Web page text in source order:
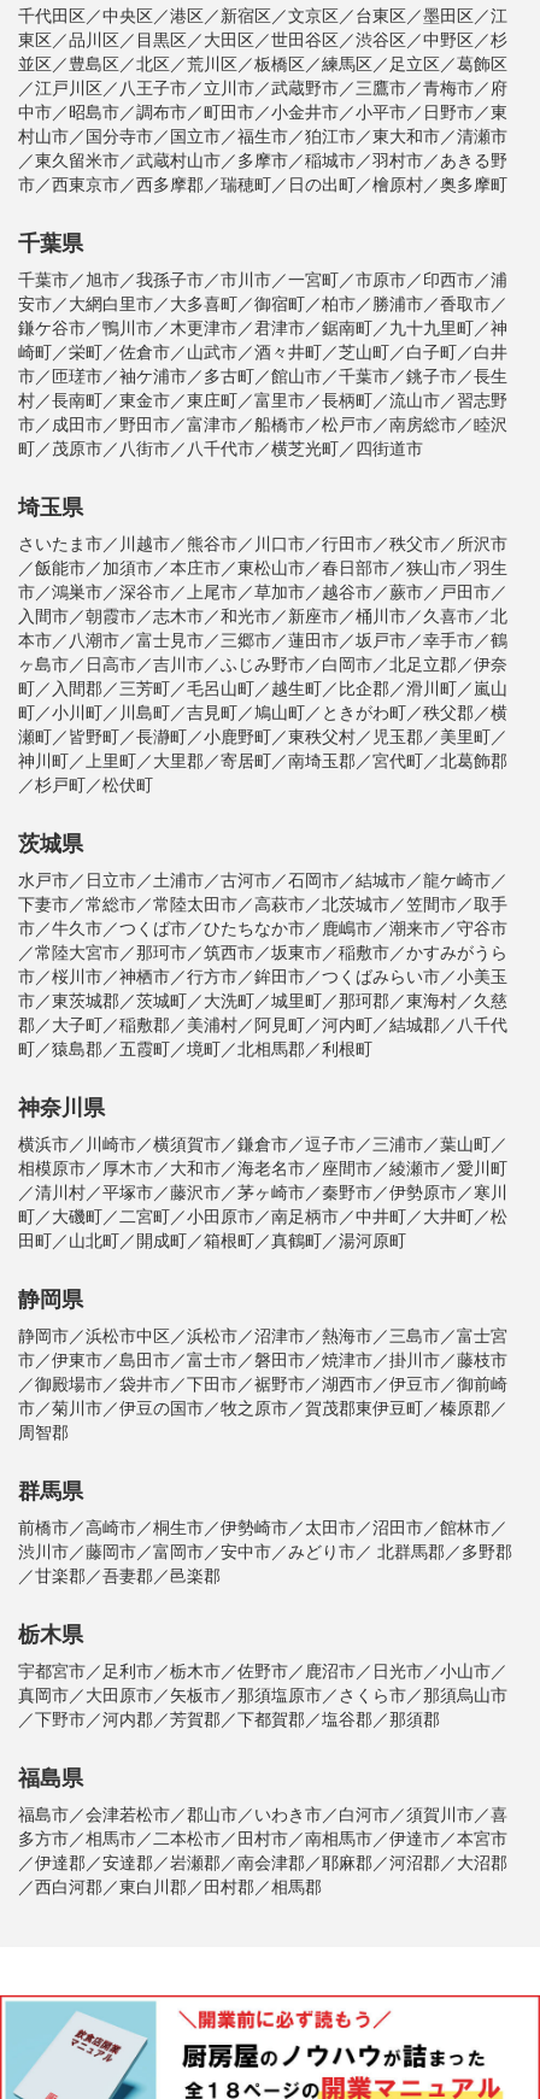
千代田区／中央区／港区／新宿区／文京区／台東区／墨田区／江
東区／品川区／目黒区／大田区／世田谷区／渋谷区／中野区／杉
並区／豊島区／北区／荒川区／板橋区／練馬区／足立区／葛飾区
／江戸川区／八王子市／立川市／武蔵野市／三鷹市／青梅市／府
中市／昭島市／調布市／町田市／小金井市／小平市／日野市／東
村山市／国分寺市／国立市／福生市／狛江市／東大和市／清瀬市
／東久留米市／武蔵村山市／多摩市／稲城市／羽村市／あきる野
市／西東京市／西多摩郡／瑞穂町／日の出町／檜原村／奥多摩町
千葉県
千葉市／旭市／我孫子市／市川市／一宮町／市原市／印西市／浦
安市／大網白里市／大多喜町／御宿町／柏市／勝浦市／香取市／
鎌ケ谷市／鴨川市／木更津市／君津市／鋸南町／九十九里町／神
崎町／栄町／佐倉市／山武市／酒々井町／芝山町／白子町／白井
市／匝瑳市／袖ケ浦市／多古町／館山市／千葉市／銚子市／長生
村／長南町／東金市／東庄町／富里市／長柄町／流山市／習志野
市／成田市／野田市／富津市／船橋市／松戸市／南房総市／睦沢
町／茂原市／八街市／八千代市／横芝光町／四街道市
埼玉県
さいたま市／川越市／熊谷市／川口市／行田市／秩父市／所沢市
／飯能市／加須市／本庄市／東松山市／春日部市／狭山市／羽生
市／鴻巣市／深谷市／上尾市／草加市／越谷市／蕨市／戸田市／
入間市／朝霞市／志木市／和光市／新座市／桶川市／久喜市／北
本市／八潮市／富士見市／三郷市／蓮田市／坂戸市／幸手市／鶴
ヶ島市／日高市／吉川市／ふじみ野市／白岡市／北足立郡／伊奈
町／入間郡／三芳町／毛呂山町／越生町／比企郡／滑川町／嵐山
町／小川町／川島町／吉見町／鳩山町／ときがわ町／秩父郡／横
瀬町／皆野町／長瀞町／小鹿野町／東秩父村／児玉郡／美里町／
神川町／上里町／大里郡／寄居町／南埼玉郡／宮代町／北葛飾郡
／杉戸町／松伏町
茨城県
水戸市／日立市／土浦市／古河市／石岡市／結城市／龍ケ崎市／
下妻市／常総市／常陸太田市／高萩市／北茨城市／笠間市／取手
市／牛久市／つくば市／ひたちなか市／鹿嶋市／潮来市／守谷市
／常陸大宮市／那珂市／筑西市／坂東市／稲敷市／かすみがうら
市／桜川市／神栖市／行方市／鉾田市／つくばみらい市／小美玉
市／東茨城郡／茨城町／大洗町／城里町／那珂郡／東海村／久慈
郡／大子町／稲敷郡／美浦村／阿見町／河内町／結城郡／八千代
町／猿島郡／五霞町／境町／北相馬郡／利根町
神奈川県
横浜市／川崎市／横須賀市／鎌倉市／逗子市／三浦市／葉山町／
相模原市／厚木市／大和市／海老名市／座間市／綾瀬市／愛川町
／清川村／平塚市／藤沢市／茅ヶ崎市／秦野市／伊勢原市／寒川
町／大磯町／二宮町／小田原市／南足柄市／中井町／大井町／松
田町／山北町／開成町／箱根町／真鶴町／湯河原町
静岡県
静岡市／浜松市中区／浜松市／沼津市／熱海市／三島市／富士宮
市／伊東市／島田市／富士市／磐田市／焼津市／掛川市／藤枝市
／御殿場市／袋井市／下田市／裾野市／湖西市／伊豆市／御前崎
市／菊川市／伊豆の国市／牧之原市／賀茂郡東伊豆町／榛原郡／
周智郡
群馬県
前橋市／高崎市／桐生市／伊勢崎市／太田市／沼田市／館林市／
渋川市／藤岡市／富岡市／安中市／みどり市／ 北群馬郡／多野郡
／甘楽郡／吾妻郡／邑楽郡
栃木県
宇都宮市／足利市／栃木市／佐野市／鹿沼市／日光市／小山市／
真岡市／大田原市／矢板市／那須塩原市／さくら市／那須烏山市
／下野市／河内郡／芳賀郡／下都賀郡／塩谷郡／那須郡
福島県
福島市／会津若松市／郡山市／いわき市／白河市／須賀川市／喜
多方市／相馬市／二本松市／田村市／南相馬市／伊達市／本宮市
／伊達郡／安達郡／岩瀬郡／南会津郡／耶麻郡／河沼郡／大沼郡
／西白河郡／東白川郡／田村郡／相馬郡